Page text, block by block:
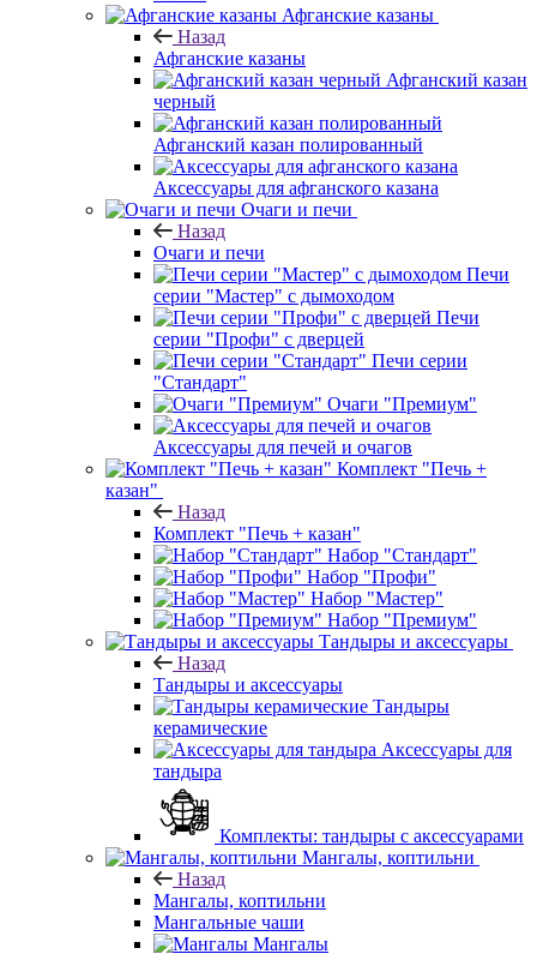
Афганские казаны
Назад
Афганские казаны
Афганский казан
черный
Афганский казан полированный
Аксессуары для афганского казана
Очаги и печи
Назад
Очаги и печи
Печи
серии "Мастер" с дымоходом
Печи
серии "Профи" с дверцей
Печи серии
"Стандарт"
Очаги "Премиум"
Аксессуары для печей и очагов
Комплект "Печь +
казан"
Назад
Комплект "Печь + казан"
Набор "Стандарт"
Набор "Профи"
Набор "Мастер"
Набор "Премиум"
Тандыры и аксессуары
Назад
Тандыры и аксессуары
Тандыры
керамические
Аксессуары для
тандыра
Комплекты: тандыры с аксессуарами
Мангалы, коптильни
Назад
Мангалы, коптильни
Мангальные чаши
Мангалы